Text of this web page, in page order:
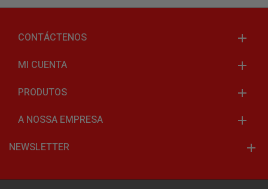
CONTÁCTENOS
MI CUENTA
PRODUTOS
A NOSSA EMPRESA
NEWSLETTER